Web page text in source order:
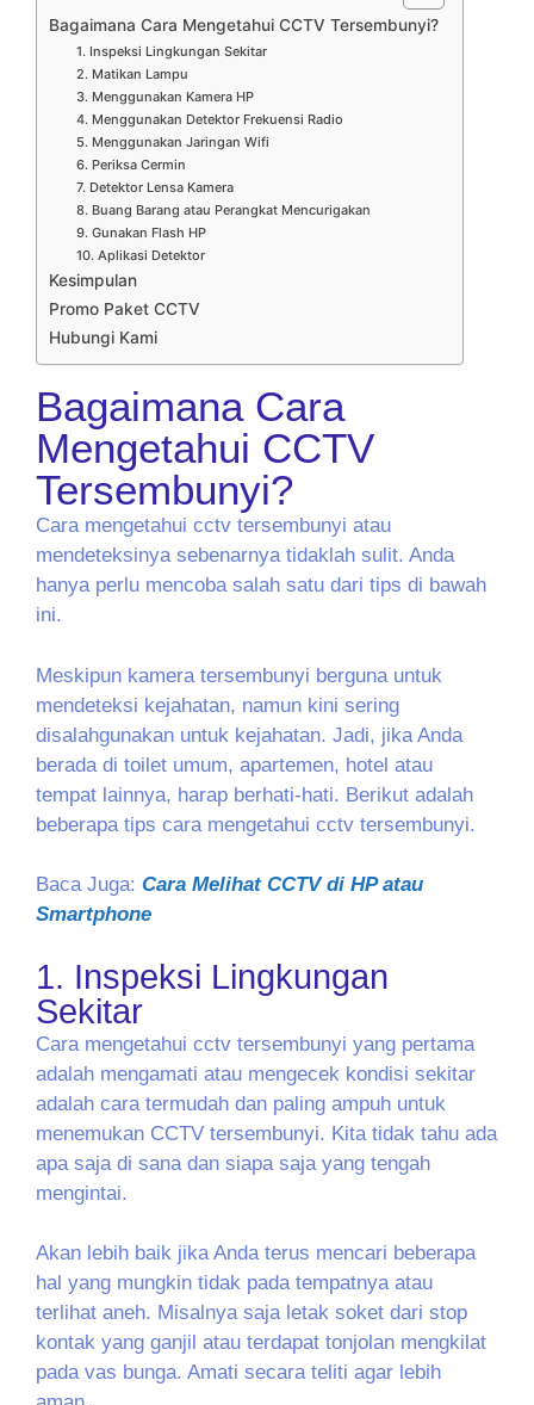
Bagaimana Cara Mengetahui CCTV Tersembunyi?
1. Inspeksi Lingkungan Sekitar
2. Matikan Lampu
3. Menggunakan Kamera HP
4. Menggunakan Detektor Frekuensi Radio
5. Menggunakan Jaringan Wifi
6. Periksa Cermin
7. Detektor Lensa Kamera
8. Buang Barang atau Perangkat Mencurigakan
9. Gunakan Flash HP
10. Aplikasi Detektor
Kesimpulan
Promo Paket CCTV
Hubungi Kami
Bagaimana Cara
Mengetahui CCTV
Tersembunyi?
Cara mengetahui cctv tersembunyi atau
mendeteksinya sebenarnya tidaklah sulit. Anda
hanya perlu mencoba salah satu dari tips di bawah
ini.
Meskipun kamera tersembunyi berguna untuk
mendeteksi kejahatan, namun kini sering
disalahgunakan untuk kejahatan. Jadi, jika Anda
berada di toilet umum, apartemen, hotel atau
tempat lainnya, harap berhati-hati. Berikut adalah
beberapa tips cara mengetahui cctv tersembunyi.
Baca Juga: Cara Melihat CCTV di HP atau
Smartphone
1. Inspeksi Lingkungan
Sekitar
Cara mengetahui cctv tersembunyi yang pertama
adalah mengamati atau mengecek kondisi sekitar
adalah cara termudah dan paling ampuh untuk
menemukan CCTV tersembunyi. Kita tidak tahu ada
apa saja di sana dan siapa saja yang tengah
mengintai.
Akan lebih baik jika Anda terus mencari beberapa
hal yang mungkin tidak pada tempatnya atau
terlihat aneh. Misalnya saja letak soket dari stop
kontak yang ganjil atau terdapat tonjolan mengkilat
pada vas bunga. Amati secara teliti agar lebih